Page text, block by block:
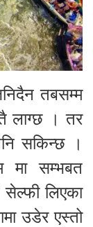
तबसम्म
लाग्छ । तर
सकिन्छ ।
मा सम्भबत
लिएका
उडेर एस्तो